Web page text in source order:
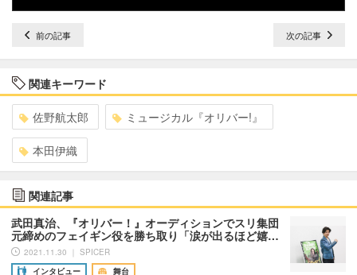
前の記事 次の記事
関連キーワード
佐野航太郎 ミュージカル『オリバー!』
本田伊織
関連記事
武田真治、『オリバー！』オーディションでスリ集団
元締めのフェイギン役を勝ち取り「涙が出るほど嬉…
2021.11.30 ｜ SPICER
インタビュー
舞台